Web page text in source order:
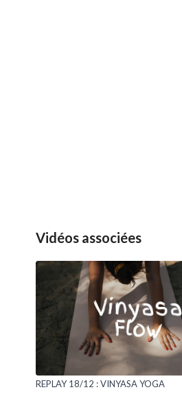
Vidéos associées
REPLAY 18/12 : VINYASA YOGA